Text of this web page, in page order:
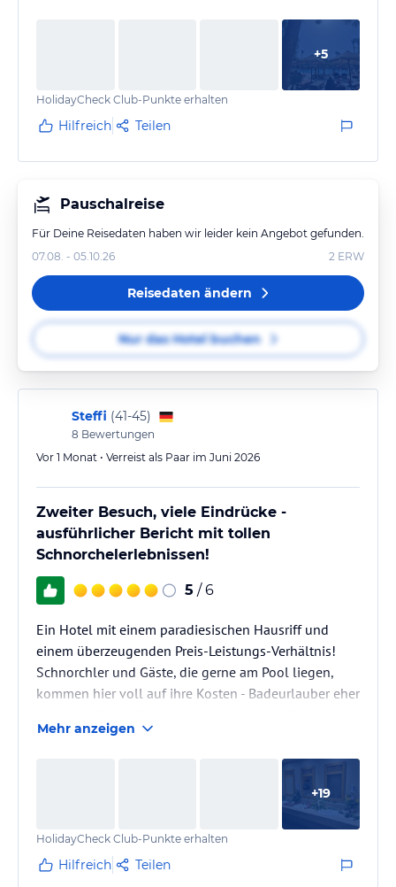
ist nur über das Riff zu erreichen. Allerdings gibt es in
+5
HolidayCheck Club-Punkte erhalten
Hilfreich Teilen
Pauschalreise
Für Deine Reisedaten haben wir leider kein Angebot gefunden.
07.08. - 05.10.26
2 ERW
Reisedaten ändern
Nur das Hotel buchen
Steffi (41-45)
8 Bewertungen
Vor 1 Monat • Verreist als Paar im Juni 2026
Zweiter Besuch, viele Eindrücke -
ausführlicher Bericht mit tollen
Schnorchelerlebnissen!
5 / 6
Ein Hotel mit einem paradiesischen Hausriff und
einem überzeugenden Preis-Leistungs-Verhältnis!
Schnorchler und Gäste, die gerne am Pool liegen,
kommen hier voll auf ihre Kosten - Badeurlauber eher
ist teilweise Luft nach oben.
Mehr anzeigen
+19
HolidayCheck Club-Punkte erhalten
Hilfreich Teilen